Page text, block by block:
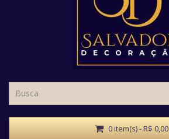
0 item(s) - R$ 0,00